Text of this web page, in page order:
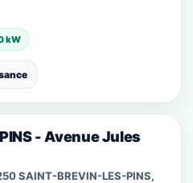
kW
- Avenue Jules
SAINT-BREVIN-LES-PINS,